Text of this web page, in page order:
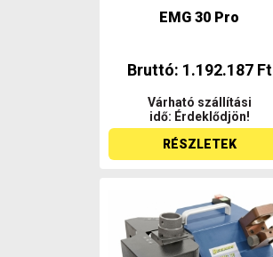
EMG 30 Pro
Bruttó: 1.192.187 Ft
Várható szállítási
idő: Érdeklődjön!
RÉSZLETEK